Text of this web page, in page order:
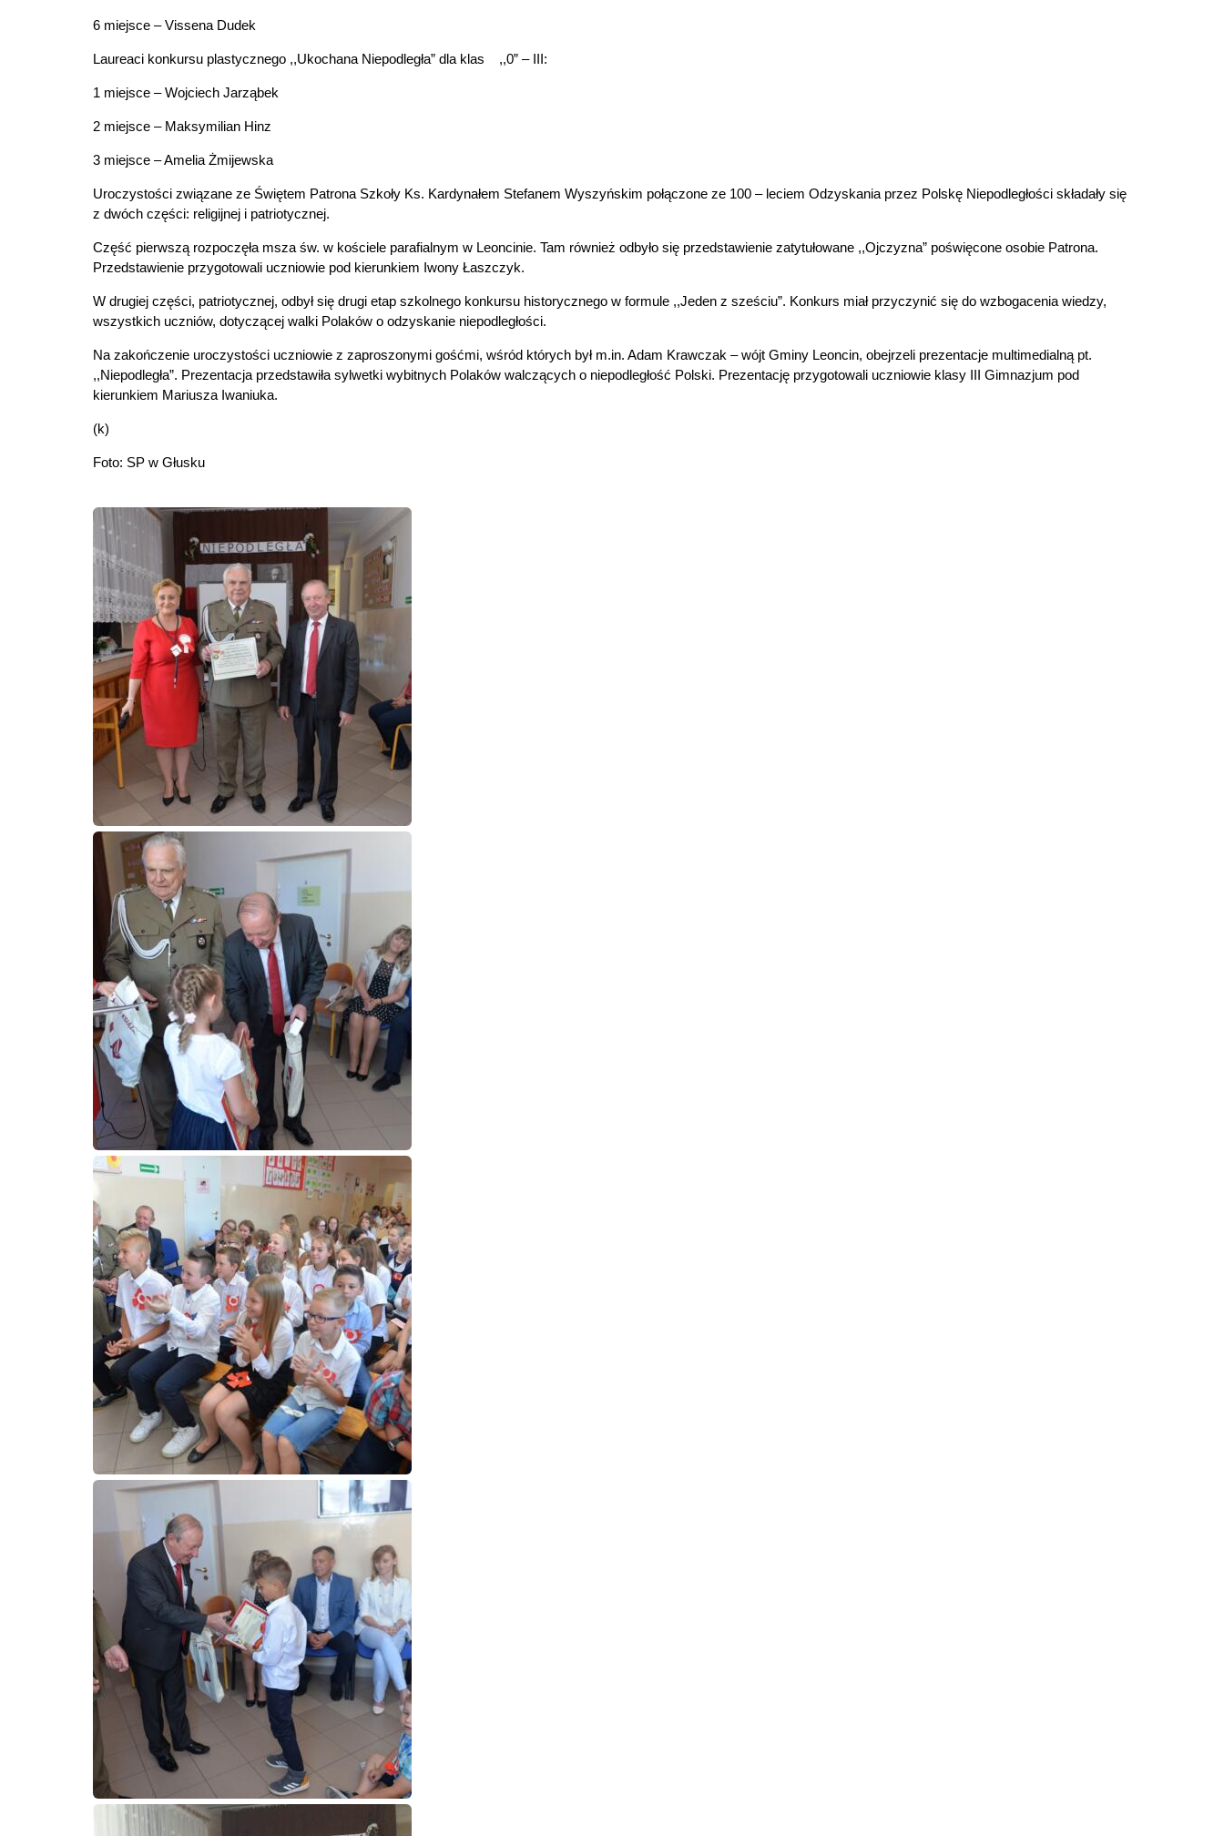
6 miejsce – Vissena Dudek
Laureaci konkursu plastycznego ,,Ukochana Niepodległa” dla klas ,,0” – III:
1 miejsce – Wojciech Jarząbek
2 miejsce – Maksymilian Hinz
3 miejsce – Amelia Żmijewska
Uroczystości związane ze Świętem Patrona Szkoły Ks. Kardynałem Stefanem Wyszyńskim połączone ze 100 – leciem Odzyskania przez Polskę Niepodległości składały się
z dwóch części: religijnej i patriotycznej.
Część pierwszą rozpoczęła msza św. w kościele parafialnym w Leoncinie. Tam również odbyło się przedstawienie zatytułowane ,,Ojczyzna” poświęcone osobie Patrona.
Przedstawienie przygotowali uczniowie pod kierunkiem Iwony Łaszczyk.
W drugiej części, patriotycznej, odbył się drugi etap szkolnego konkursu historycznego w formule ,,Jeden z sześciu”. Konkurs miał przyczynić się do wzbogacenia wiedzy,
wszystkich uczniów, dotyczącej walki Polaków o odzyskanie niepodległości.
Na zakończenie uroczystości uczniowie z zaproszonymi gośćmi, wśród których był m.in. Adam Krawczak – wójt Gminy Leoncin, obejrzeli prezentacje multimedialną pt.
,,Niepodległa”. Prezentacja przedstawiła sylwetki wybitnych Polaków walczących o niepodległość Polski. Prezentację przygotowali uczniowie klasy III Gimnazjum pod
kierunkiem Mariusza Iwaniuka.
(k)
Foto: SP w Głusku